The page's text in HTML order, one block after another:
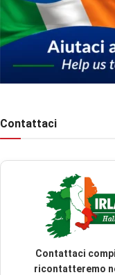
Contattaci
Contattaci
ricontatteremo